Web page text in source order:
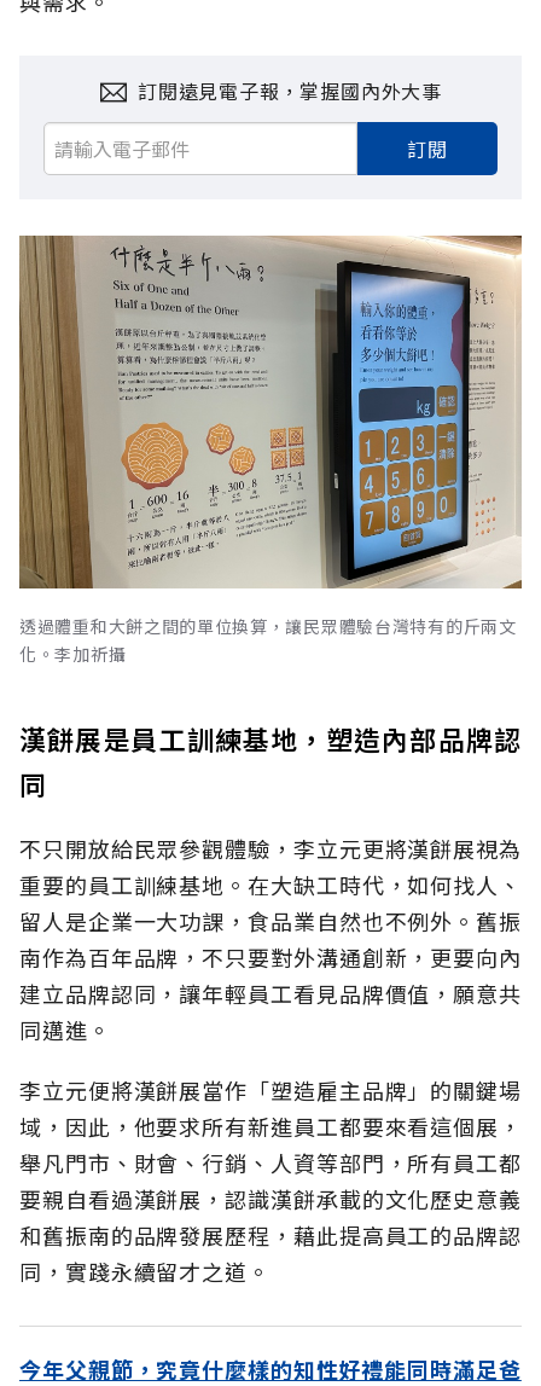
訂閱遠見電子報，掌握國內外大事
訂閱
透過體重和大餅之間的單位換算，讓民眾體驗台灣特有的斤兩文
化。李加祈攝
漢餅展是員工訓練基地，塑造內部品牌認
同
不只開放給民眾參觀體驗，李立元更將漢餅展視為
重要的員工訓練基地。在大缺工時代，如何找人、
留人是企業一大功課，食品業自然也不例外。舊振
南作為百年品牌，不只要對外溝通創新，更要向內
建立品牌認同，讓年輕員工看見品牌價值，願意共
同邁進。
李立元便將漢餅展當作「塑造雇主品牌」的關鍵場
域，因此，他要求所有新進員工都要來看這個展，
舉凡門市、財會、行銷、人資等部門，所有員工都
要親自看過漢餅展，認識漢餅承載的文化歷史意義
和舊振南的品牌發展歷程，藉此提高員工的品牌認
同，實踐永續留才之道。
今年父親節，究竟什麼樣的知性好禮能同時滿足爸